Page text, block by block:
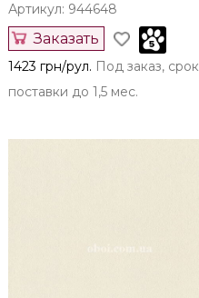
Артикул: 944648
Заказать
1423 грн/рул. Под заказ, срок
поставки до 1,5 мес.